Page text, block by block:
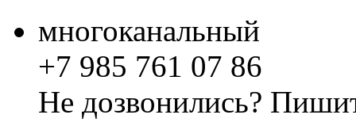
многоканальный
+7 985 761 07 86
Не дозвонились?